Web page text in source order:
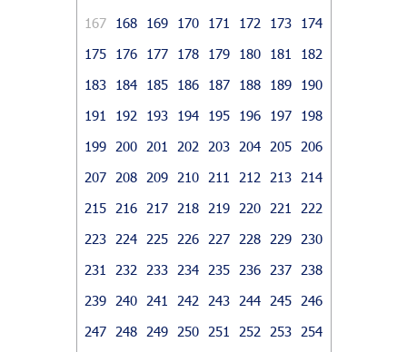
167
168 169 170 171 172 173
174
175
176 177 178 179 180 181
182
183
184 185 186 187 188 189
190
191
192 193 194 195 196 197
198
199
200 201 202 203 204 205
206
207
208 209 210 211 212 213
214
215
216 217 218 219 220 221
222
223
224 225 226 227 228 229
230
231
232 233 234 235 236 237
238
239
240 241 242 243 244 245
246
247
248 249 250 251 252 253
254